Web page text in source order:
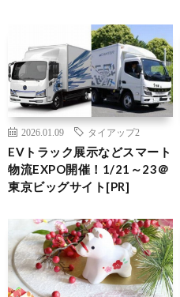
2026.01.09 タイアップ2
EVトラック展示などスマート
物流EXPO開催！1/21～23＠
東京ビッグサイト[PR]